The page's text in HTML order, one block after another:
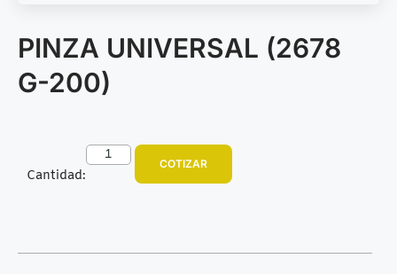
PINZA UNIVERSAL (2678
G-200)
Cantidad:
COTIZAR